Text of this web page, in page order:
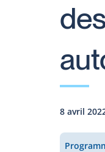
8 avril